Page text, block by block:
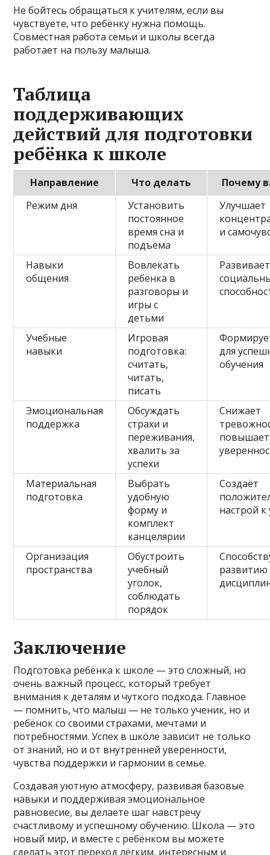
Не бойтесь обращаться к учителям, если вы
чувствуете, что ребёнку нужна помощь.
Совместная работа семьи и школы всегда
работает на пользу малыша.
Таблица
поддерживающих
действий для подготовки
ребёнка к школе
Направление Что делать
Почему
Режим дня
Установить
постоянное
время сна и
подъёма
Улучшает
и
Навыки
общения
Вовлекать
ребёнка в
разговоры и
игры с
детьми
Развивает
Учебные
навыки
Игровая
подготовка:
считать,
читать,
писать
для
обучения
Эмоциональная
поддержка
Обсуждать
страхи и
переживания,
хвалить за
успехи
Снижает
повышает
Материальная
подготовка
Выбрать
удобную
форму и
комплект
канцелярии
Создаёт
настрой к
Организация
пространства
Обустроить
учебный
уголок,
соблюдать
порядок
развитию
Заключение
Подготовка ребёнка к школе — это сложный, но
очень важный процесс, который требует
внимания к деталям и чуткого подхода. Главное
— помнить, что малыш — не только ученик, но и
ребёнок со своими страхами, мечтами и
потребностями. Успех в школе зависит не только
от знаний, но и от внутренней уверенности,
чувства поддержки и гармонии в семье.
Создавая уютную атмосферу, развивая базовые
навыки и поддерживая эмоциональное
равновесие, вы делаете шаг навстречу
счастливому и успешному обучению. Школа — это
новый мир, и вместе с ребёнком вы можете
сделать этот переход лёгким, интересным и